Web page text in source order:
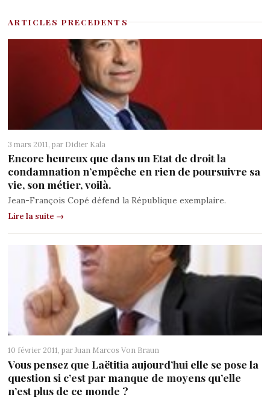
ARTICLES PRECEDENTS
3 mars 2011, par Didier Kala
Encore heureux que dans un Etat de droit la
condamnation n’empêche en rien de poursuivre sa
vie, son métier, voilà.
Jean-François Copé défend la République exemplaire.
Lire la suite →
10 février 2011, parJuan Marcos Von Braun
Vous pensez que Laëtitia aujourd’hui elle se pose la
question si c’est par manque de moyens qu’elle
n’est plus de ce monde ?